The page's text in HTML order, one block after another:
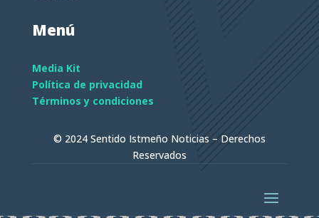
Menú
Media Kit
Política de privacidad
Términos y condiciones
© 2024 Sentido Istmeño Noticias – Derechos
Reservados